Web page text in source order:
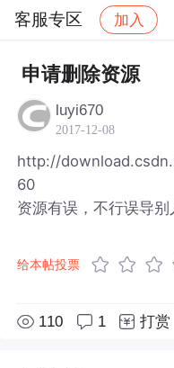
客服专区 加入
社区 客服专区
申请删除资源
luyi670
2017-12-08
http://
60
资源有误，不行误导
给本帖投票
110 1 打赏